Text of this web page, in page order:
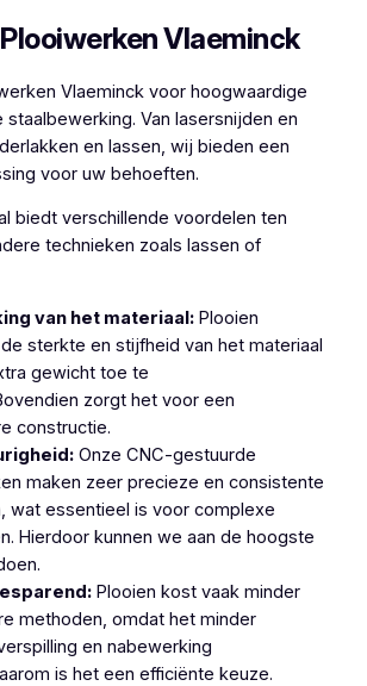
Vlaeminck
Vlaeminck voor hoogwaardige
staalbewerking. Van lasersnijden en
en lassen, wij bieden een
voor uw behoeften.
biedt verschillende voordelen ten
technieken zoals lassen of
van het materiaal:Plooien
sterkte en stijfheid van het materiaal
gewicht toe te
zorgt het voor een
constructie.
Onze CNC-gestuurde
maken zeer precieze en consistente
wat essentieel is voor complexe
Hierdoor kunnen we aan de hoogste
Plooien kost vaak minder
methoden, omdat het minder
en nabewerking
is het een efficiënte keuze.